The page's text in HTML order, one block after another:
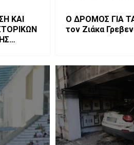
ΚΑΙ
Ο ΔΡΟΜΟΣ ΓΙΑ ΤΑ
τον Ζιάκα